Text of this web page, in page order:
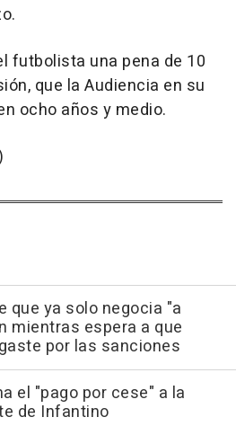
futbolista una pena de 10
que la Audiencia en su
ocho años y medio.
que ya solo negocia "a
mientras espera a que
por las sanciones
el "pago por cese" a la
de Infantino